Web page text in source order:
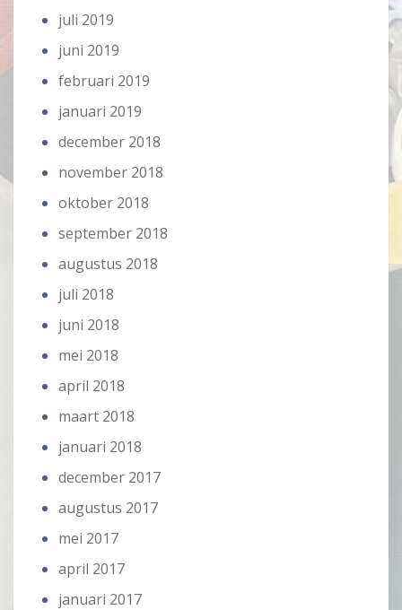
juli 2019
juni 2019
februari 2019
januari 2019
december 2018
november 2018
oktober 2018
september 2018
augustus 2018
juli 2018
juni 2018
mei 2018
april 2018
maart 2018
januari 2018
december 2017
augustus 2017
mei 2017
april 2017
januari 2017